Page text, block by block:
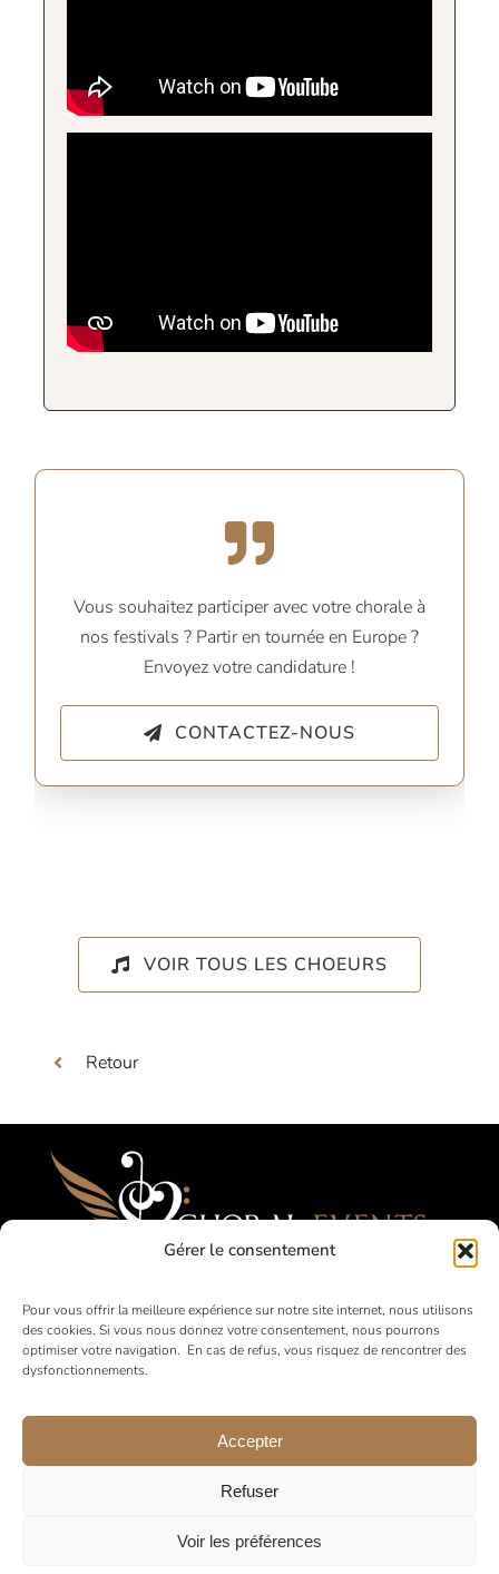
Gérer le consentement
Pour vous offrir la meilleure expérience sur notre site internet, nous utilisons
des cookies. Si vous nous donnez votre consentement, nous pourrons
optimiser votre navigation. En cas de refus, vous risquez de rencontrer des
dysfonctionnements.
Accepter
Refuser
Voir les préférences
Vous souhaitez participer avec votre chorale à
nos festivals ? Partir en tournée en Europe ?
Envoyez votre candidature !
CONTACTEZ-NOUS
VOIR TOUS LES CHOEURS
Retour
Festivals, Concours, Tournées pour les
Choeurs Amateurs
en France et à l’international